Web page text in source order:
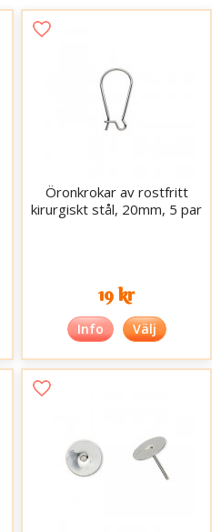
Öronkrokar av rostfritt
kirurgiskt stål, 20mm, 5 par
19 kr
Info Välj